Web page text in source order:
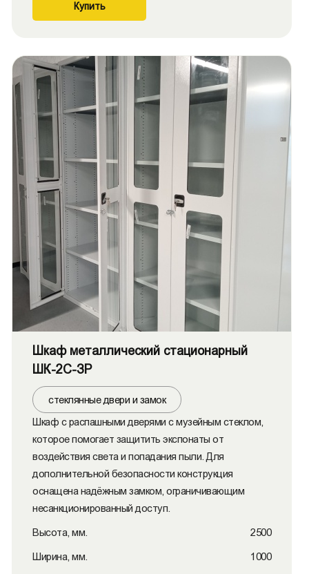
Купить
Шкаф металлический стационарный
ШК-2С-ЗР
стеклянные двери и замок
Шкаф с распашными дверями с музейным стеклом,
которое помогает защитить экспонаты от
воздействия света и попадания пыли. Для
дополнительной безопасности конструкция
оснащена надёжным замком, ограничивающим
несанкционированный доступ.
Высота, мм. 2500
Ширина, мм. 1000